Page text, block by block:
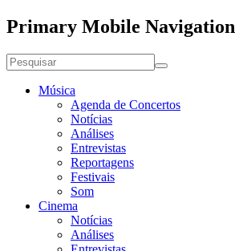
Primary Mobile Navigation
Música
Agenda de Concertos
Notícias
Análises
Entrevistas
Reportagens
Festivais
Som
Cinema
Notícias
Análises